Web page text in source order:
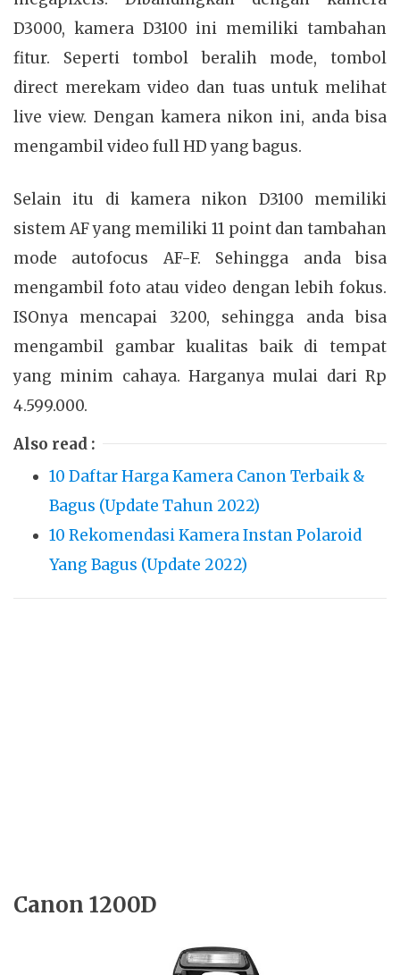
D3000, kamera D3100 ini memiliki tambahan
fitur. Seperti tombol beralih mode, tombol
direct merekam video dan tuas untuk melihat
live view. Dengan kamera nikon ini, anda bisa
mengambil video full HD yang bagus.
Selain itu di kamera nikon D3100 memiliki
sistem AF yang memiliki 11 point dan tambahan
mode autofocus AF-F. Sehingga anda bisa
mengambil foto atau video dengan lebih fokus.
ISOnya mencapai 3200, sehingga anda bisa
mengambil gambar kualitas baik di tempat
yang minim cahaya. Harganya mulai dari Rp
4.599.000.
Also read :
10 Daftar Harga Kamera Canon Terbaik &
Bagus (Update Tahun 2022)
10 Rekomendasi Kamera Instan Polaroid
Yang Bagus (Update 2022)
Canon 1200D